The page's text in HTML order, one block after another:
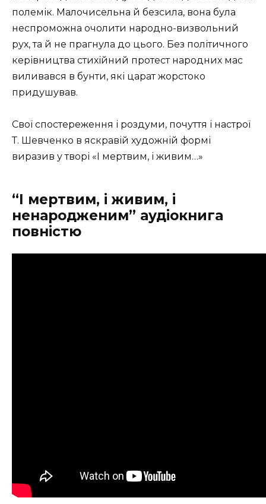
полемік. Малочисельна й безсила, вона була
неспроможна очолити народно-визвольний
рух, та й не прагнула до цього. Без політичного
керівництва стихійний протест народних мас
виливався в бунти, які царат жорстоко
придушував.
Свої спостереження і роздуми, почуття і настрої
Т. Шевченко в яскравій художній формі
виразив у творі «І мертвим, і живим…»
“І мертвим, і живим, і
ненародженим” аудіокнига
повністю